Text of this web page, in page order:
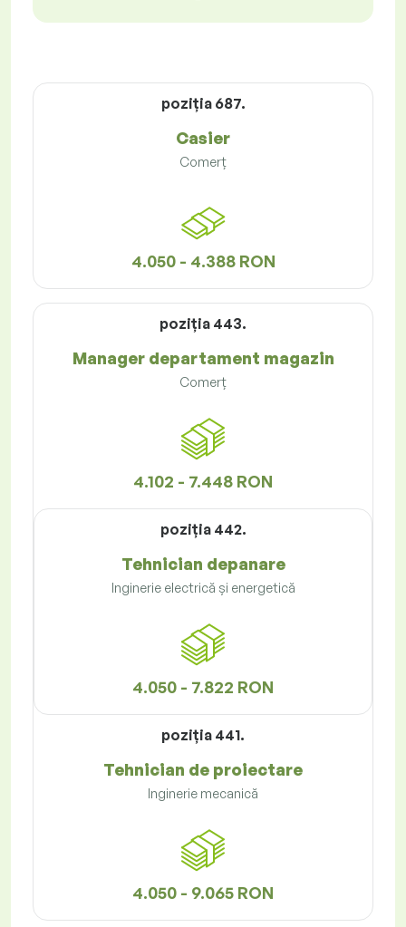
poziţia 687.
Casier
Comerț
4.050 - 4.388 RON
poziţia 443.
Manager departament magazin
Comerț
4.102 - 7.448 RON
poziţia 442.
Tehnician depanare
Inginerie electrică și energetică
4.050 - 7.822 RON
poziţia 441.
Tehnician de proiectare
Inginerie mecanică
4.050 - 9.065 RON